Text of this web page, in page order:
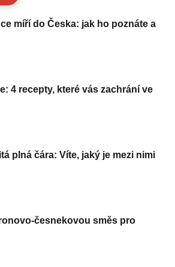
míří do Česka: jak ho poznáte a
4 recepty, které vás zachrání ve
plná čára: Víte, jaký je mezi nimi
česnekovou směs pro